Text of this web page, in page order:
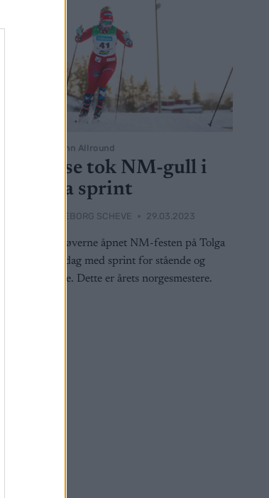
Langrenn Allround
Disse tok NM-gull i
para sprint
INGEBORG SCHEVE 29.03.2023
Parautøverne åpnet NM-festen på Tolga
på onsdag med sprint for stående og
sittende. Dette er årets norgesmestere.